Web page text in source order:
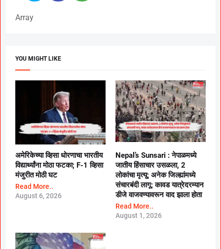
Array
YOU MIGHT LIKE
अमेरिकेच्या व्हिसा धोरणाचा भारतीय
विद्यार्थ्यांना मोठा फटका; F-1 व्हिसा
मंजुरीत मोठी घट
Read More..
August 6, 2026
Nepal’s Sunsari : नेपाळमध्ये
जातीय हिंसाचार उसळला, 2
लोकांचा मृत्यू; अनेक जिल्ह्यांमध्ये
संचारबंदी लागू; कावड यात्रेदरम्यान
डीजे वाजवण्यावरून वाद झाला होता
Read More..
August 1, 2026